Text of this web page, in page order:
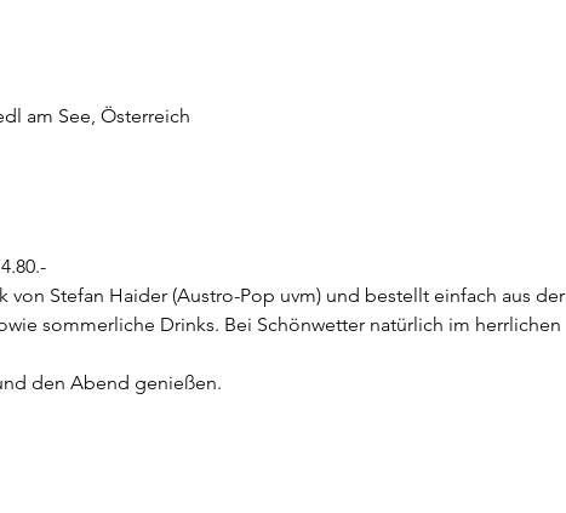
am See, Österreich
Stefan Haider (Austro-Pop uvm) und bestellt einfach aus der
sommerliche Drinks. Bei Schönwetter natürlich im herrlichen
den Abend genießen.